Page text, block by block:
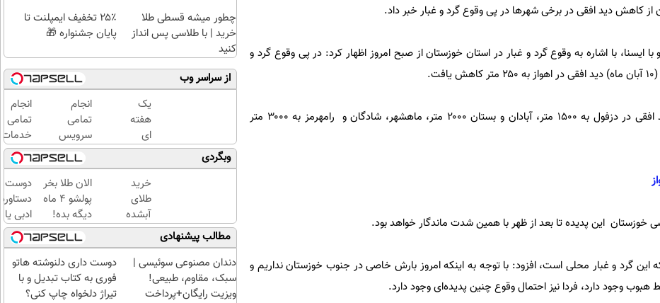
کاهش دید افقی در برخی شهرها در پی وقوع گرد و غبار خبر داد.
ایسنا، با اشاره به وقوع گرد و غبار در استان خوزستان از صبح امروز اظهار کرد: در پی وقوع گرد و
وی افزود: در این مدت دید افقی در دزفول به ۱۵۰۰ متر، آبادان و بستان ۲۰۰۰ متر، ماهشهر، شادگان و رامهرمز به ۳۰۰۰ متر
خوزستان این پدیده تا بعد از ظهر با همین شدت ماندگار خواهد بود.
این گرد و غبار محلی است، افزود: با توجه به اینکه امروز بارش خاصی در جنوب خوزستان نداریم و
هبوب وجود دارد، فردا نیز احتمال وقوع چنین پدیده‌ای وجود دارد.
چطور میشه قسطی طلا
خرید | با طلاسی پس انداز
کنید
۲۵٪ تخفیف ایمپلنت تا
پایان جشنواره 🎁
از سراسر وب
یک
هفته
ای
کتابت
را با
مجوز
رسمی
چاپ
کن !
کلیک
کن تا
فرصت
هست
انجام
تمامی
سرویس
های
ماشین
درمحل
انجام
تمامی
خدمات
در محل
با یدک
دات
وبگردی
خرید
طلای
آبشده
حتی با
۱۰۰هزارتومان
الان طلا بخر
پولشو 4 ماه
دیگه بده!
سرمایه‌گذاری
طلا با اقساط
بی‌بهره
دوست
ادبی یا
علمی
فوری به
کتاب
کنی؟
مطالب پیشنهادی
دندان مصنوعی سوئیسی |
سبک، مقاوم، طبیعی!
ویزیت رایگان+پرداخت
دوست داری دلنوشته هاتو
فوری به کتاب تبدیل و با
تیراژ دلخواه چاپ کنی؟